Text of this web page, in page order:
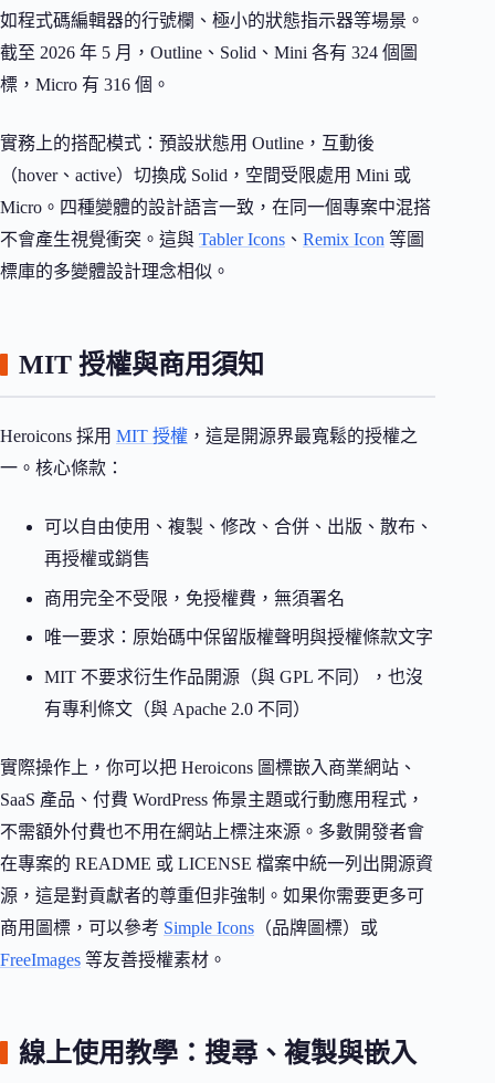
如程式碼編輯器的行號欄、極小的狀態指示器等場景。
截至 2026 年 5 月，Outline、Solid、Mini 各有 324 個圖
標，Micro 有 316 個。
實務上的搭配模式：預設狀態用 Outline，互動後
（hover、active）切換成 Solid，空間受限處用 Mini 或
Micro。四種變體的設計語言一致，在同一個專案中混搭
不會產生視覺衝突。這與 Tabler Icons 、 Remix Icon 等圖
標庫的多變體設計理念相似。
MIT 授權與商用須知
Heroicons 採用 MIT 授權 ，這是開源界最寬鬆的授權之
一。核心條款：
可以自由使用、複製、修改、合併、出版、散布、
再授權或銷售
商用完全不受限，免授權費，無須署名
唯一要求：原始碼中保留版權聲明與授權條款文字
MIT 不要求衍生作品開源（與 GPL 不同），也沒
有專利條文（與 Apache 2.0 不同）
實際操作上，你可以把 Heroicons 圖標嵌入商業網站、
SaaS 產品、付費 WordPress 佈景主題或行動應用程式，
不需額外付費也不用在網站上標注來源。多數開發者會
在專案的 README 或 LICENSE 檔案中統一列出開源資
源，這是對貢獻者的尊重但非強制。如果你需要更多可
商用圖標，可以參考 Simple Icons （品牌圖標）或
FreeImages 等友善授權素材。
線上使用教學：搜尋、複製與嵌入